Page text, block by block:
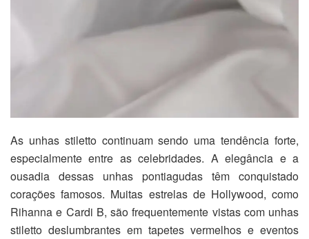
As unhas stiletto continuam sendo uma tendência forte,
especialmente entre as celebridades. A elegância e a
ousadia dessas unhas pontiagudas têm conquistado
corações famosos. Muitas estrelas de Hollywood, como
Rihanna e Cardi B, são frequentemente vistas com unhas
stiletto deslumbrantes em tapetes vermelhos e eventos